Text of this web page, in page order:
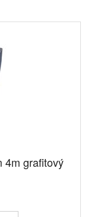
4m grafitový